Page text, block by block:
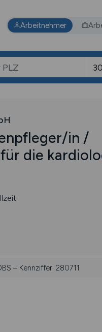
Arbeitnehmer
in /
für die
– Kennziffer: 280711